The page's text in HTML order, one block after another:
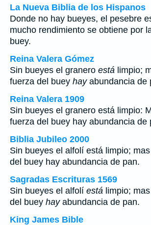
La Nueva Biblia de los Hispanos
Donde no hay bueyes, el pesebre
mucho rendimiento se obtiene por
buey.
Reina Valera Gómez
Sin bueyes el granero está limpio;
fuerza del buey hayabundancia de
Reina Valera 1909
Sin bueyes el granero está limpio:
fuerza del buey hay abundancia de
Biblia Jubileo 2000
Sin bueyes el alfolí está limpio;
del buey hay abundancia de pan.
Sagradas Escrituras 1569
Sin bueyes el alfolí está limpio;
del buey hayabundancia de pan.
King James Bible